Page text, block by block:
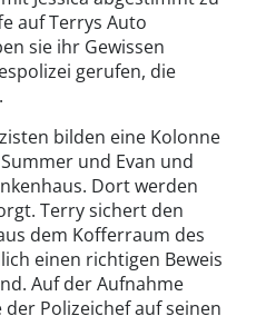
auf Terrys Auto
sie ihr Gewissen
gerufen, die
bilden eine Kolonne
und Evan und
Dort werden
Terry sichert den
dem Kofferraum des
einen richtigen Beweis
Auf der Aufnahme
Polizeichef auf seinen